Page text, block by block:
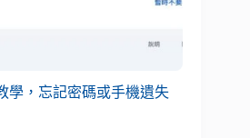
學，忘記密碼或手機遺失